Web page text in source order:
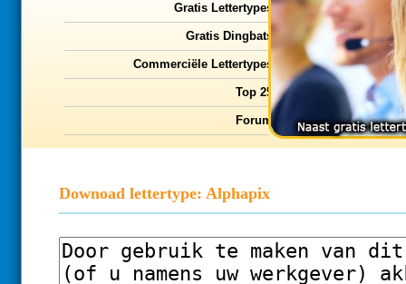
Gratis Lettertypes
Gratis Dingbats
Commerciële Lettertypes
Top 25
Forum
Downoad lettertype: Alphapix